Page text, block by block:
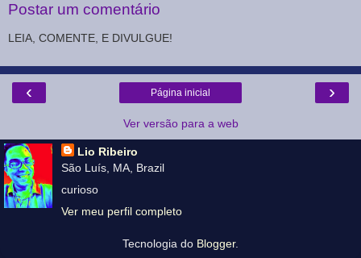
Postar um comentário
LEIA, COMENTE, E DIVULGUE!
‹ ›
Página inicial
Ver versão para a web
Lio Ribeiro
São Luís, MA, Brazil
curioso
Ver meu perfil completo
Tecnologia do Blogger.